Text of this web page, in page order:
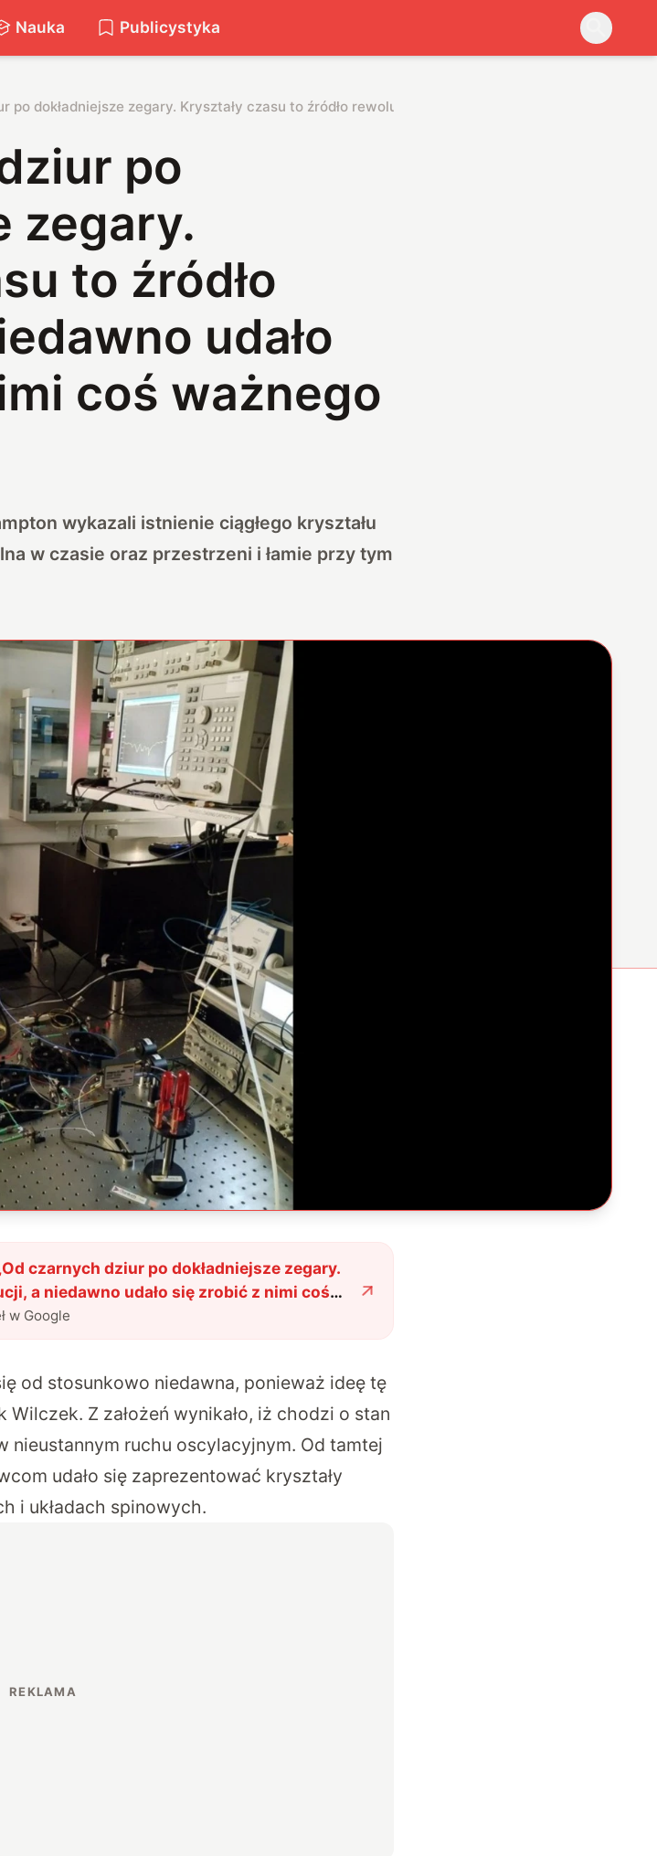
Nauka Publicystyka
po dokładniejsze zegary. Kryształy czasu to źródło rewolucji, a niedawno udało się zrobić z nimi
po
zegary.
to źródło
udało
coś ważnego
wykazali istnienie ciągłego kryształu
w czasie oraz przestrzeni i łamie przy tym
Od czarnych dziur po dokładniejsze zegary.
a niedawno udało się zrobić z nimi coś
w Google
od stosunkowo niedawna, ponieważ ideę tę
Z założeń wynikało, iż chodzi o stan
ruchu oscylacyjnym. Od tamtej
udało się zaprezentować kryształy
i układach spinowych.